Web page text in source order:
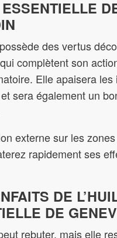
ESSENTIELLE
des vertus
complètent son
Elle apaisera
sera également un
externe sur les
rapidement ses
DE
DE
rebuter, mais elle